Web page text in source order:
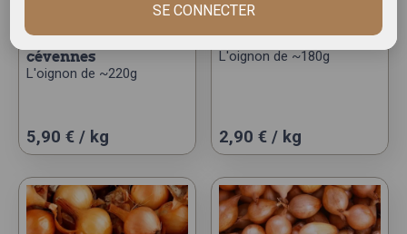
SE CONNECTER
oignon doux des
cévennes
L'oignon de ~220g
5,90 € / kg
oignon rouge
L'oignon de ~180g
2,90 € / kg